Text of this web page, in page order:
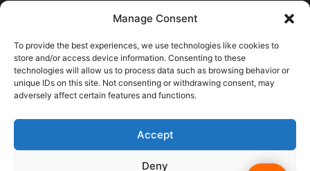
Manage Consent
To provide the best experiences, we use technologies like cookies to
store and/or access device information. Consenting to these
technologies will allow us to process data such as browsing behavior or
unique IDs on this site. Not consenting or withdrawing consent, may
adversely affect certain features and functions.
Accept
Deny
© Copyright 2026, Todos los derechos reservados @Crucerum |